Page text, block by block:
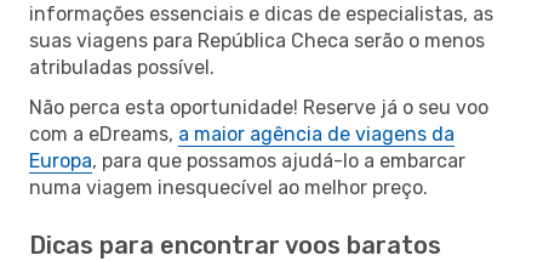
informações essenciais e dicas de especialistas, as
suas viagens para República Checa serão o menos
atribuladas possível.
Não perca esta oportunidade! Reserve já o seu voo
com a eDreams, a maior agência de viagens da
Europa, para que possamos ajudá-lo a embarcar
numa viagem inesquecível ao melhor preço.
Dicas para encontrar voos baratos